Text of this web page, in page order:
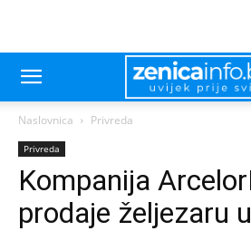
Naslovnica Privreda
Privreda
Kompanija
prodaje željezaru